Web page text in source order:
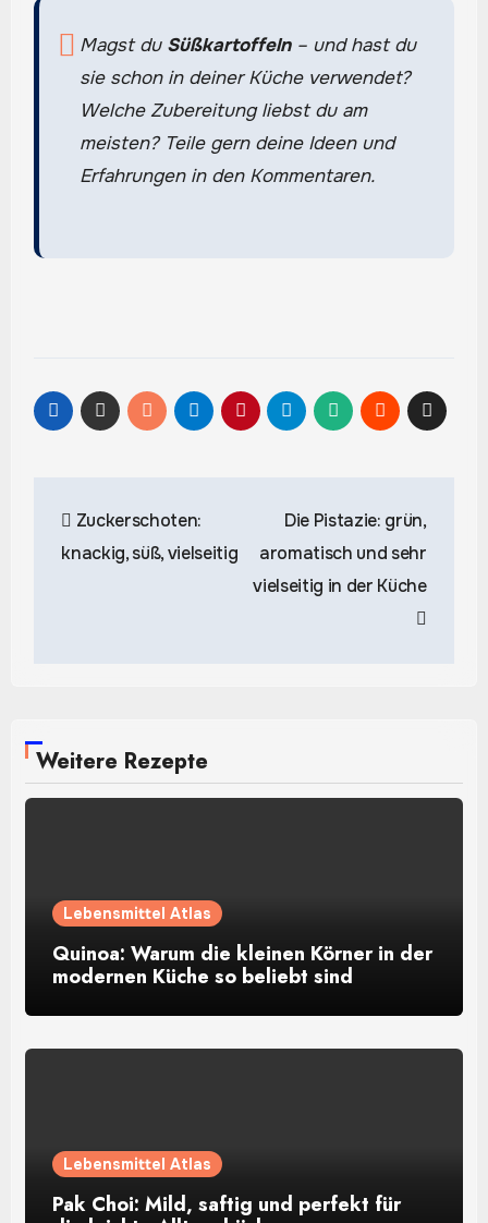
Magst du Süßkartoffeln– und hast du
sie schon in deiner Küche verwendet?
Welche Zubereitung liebst du am
meisten? Teile gern deine Ideen und
Erfahrungen in den Kommentaren.
Zuckerschoten:
knackig, süß, vielseitig
Die Pistazie: grün,
aromatisch und sehr
vielseitig in der Küche
Weitere Rezepte
Lebensmittel Atlas
Quinoa: Warum die kleinen Körner in der
modernen Küche so beliebt sind
Lebensmittel Atlas
Pak Choi: Mild, saftig und perfekt für